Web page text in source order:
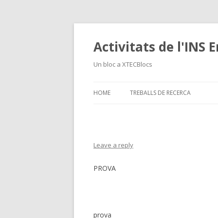
Activitats de l'INS
Un bloc a XTECBlocs
HOME TREBALLS DE RECERCA
Leave a reply
PROVA
prova